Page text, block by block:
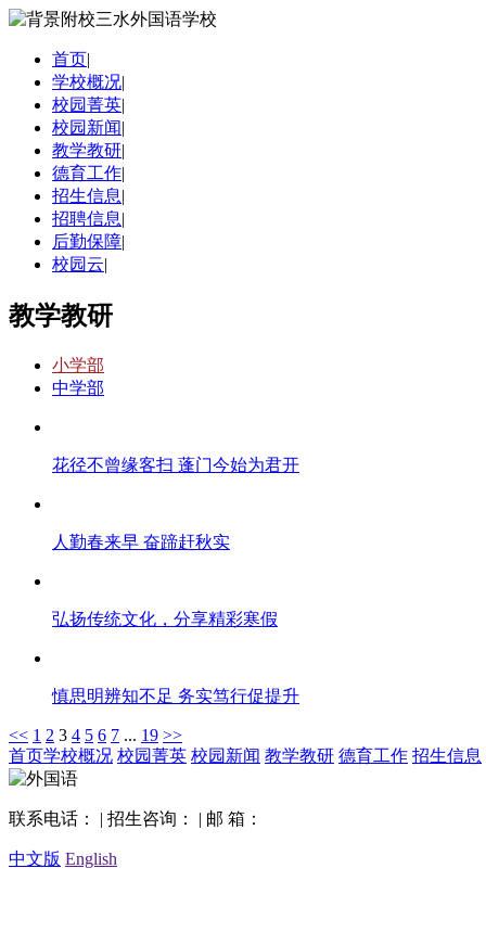
首页|
学校概况|
校园菁英|
校园新闻|
教学教研|
德育工作|
招生信息|
招聘信息|
后勤保障|
校园云|
教学教研
小学部
中学部
花径不曾缘客扫 蓬门今始为君开
人勤春来早 奋蹄赶秋实
弘扬传统文化，分享精彩寒假
慎思明辨知不足 务实笃行促提升
<< 1 2 3 4 5 6 7 ... 19 >>
首页学校概况 校园菁英 校园新闻 教学教研 德育工作 招生信息
联系电话： | 招生咨询： | 邮 箱：
中文版 English